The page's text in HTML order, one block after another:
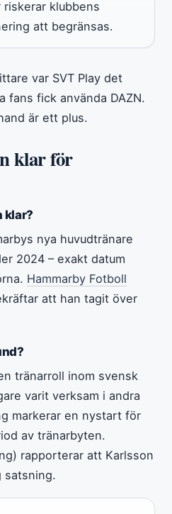
riskerar klubbens
att begränsas.
var SVT Play det
fans fick använda DAZN.
är ett plus.
klar för
klar?
nya huvudtränare
2024 – exakt datum
Hammarby Fotboll
att han tagit över
tränarroll inom svensk
varit verksam i andra
markerar en nystart för
av tränarbyten.
rapporterar att Karlsson
satsning.